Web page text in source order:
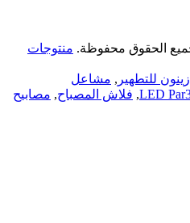
منتوجات
للتطهير , مشاعل
, فلاش المصباح, مصابيح